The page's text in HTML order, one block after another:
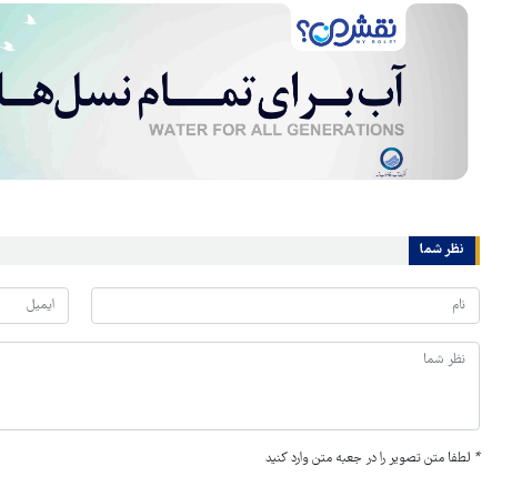
نظر شما
* لطفا متن تصویر را در جعبه متن وارد کنید